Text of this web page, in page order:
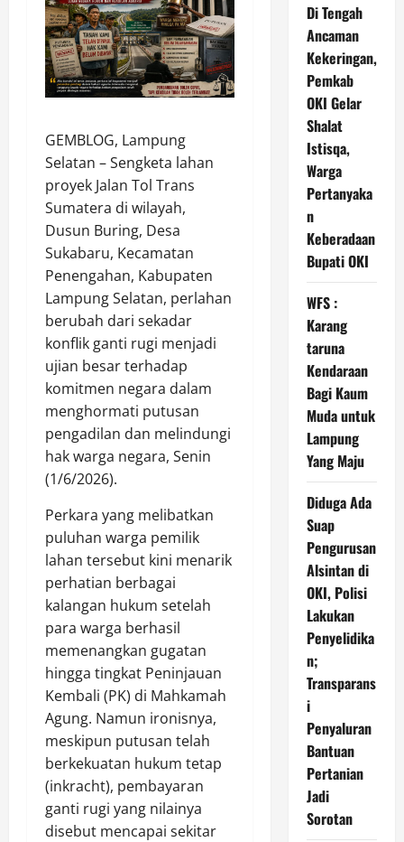
GEMBLOG, Lampung
Selatan – Sengketa lahan
proyek Jalan Tol Trans
Sumatera di wilayah,
Dusun Buring, Desa
Sukabaru, Kecamatan
Penengahan, Kabupaten
Lampung Selatan, perlahan
berubah dari sekadar
konflik ganti rugi menjadi
ujian besar terhadap
komitmen negara dalam
menghormati putusan
pengadilan dan melindungi
hak warga negara, Senin
(1/6/2026).
Perkara yang melibatkan
puluhan warga pemilik
lahan tersebut kini menarik
perhatian berbagai
kalangan hukum setelah
para warga berhasil
memenangkan gugatan
hingga tingkat Peninjauan
Kembali (PK) di Mahkamah
Agung. Namun ironisnya,
meskipun putusan telah
berkekuatan hukum tetap
(inkracht), pembayaran
ganti rugi yang nilainya
disebut mencapai sekitar
Di Tengah
Ancaman
Kekeringan,
Pemkab
OKI Gelar
Shalat
Istisqa,
Warga
Pertanyaka
n
Keberadaan
Bupati OKI
WFS :
Karang
taruna
Kendaraan
Bagi Kaum
Muda untuk
Lampung
Yang Maju
Diduga Ada
Suap
Pengurusan
Alsintan di
OKI, Polisi
Lakukan
Penyelidika
n;
Transparans
i
Penyaluran
Bantuan
Pertanian
Jadi
Sorotan